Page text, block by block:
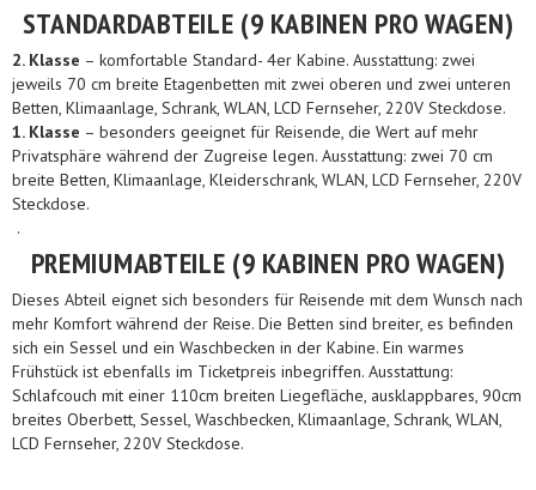
STANDARDABTEILE (9 KABINEN PRO WAGEN)
2. Klasse – komfortable Standard- 4er Kabine. Ausstattung: zwei
jeweils 70 cm breite Etagenbetten mit zwei oberen und zwei unteren
Betten, Klimaanlage, Schrank, WLAN, LCD Fernseher, 220V Steckdose.
1. Klasse – besonders geeignet für Reisende, die Wert auf mehr
Privatsphäre während der Zugreise legen. Ausstattung: zwei 70 cm
breite Betten, Klimaanlage, Kleiderschrank, WLAN, LCD Fernseher, 220V
Steckdose.
.
PREMIUMABTEILE (9 KABINEN PRO WAGEN)
Dieses Abteil eignet sich besonders für Reisende mit dem Wunsch nach
mehr Komfort während der Reise. Die Betten sind breiter, es befinden
sich ein Sessel und ein Waschbecken in der Kabine. Ein warmes
Frühstück ist ebenfalls im Ticketpreis inbegriffen. Ausstattung:
Schlafcouch mit einer 110cm breiten Liegefläche, ausklappbares, 90cm
breites Oberbett, Sessel, Waschbecken, Klimaanlage, Schrank, WLAN,
LCD Fernseher, 220V Steckdose.